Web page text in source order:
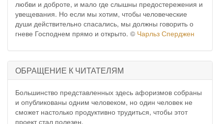
любви и доброте, и мало где слышны предостережения и
увещевания. Но если мы хотим, чтобы человеческие
души действительно спасались, мы должны говорить о
гневе Господнем прямо и открыто. © Чарльз Сперджен
ОБРАЩЕНИЕ К ЧИТАТЕЛЯМ
Большинство представленных здесь афоризмов собраны
и опубликованы одним человеком, но один человек не
сможет настолько продуктивно трудиться, чтобы этот
проект стал полезен.